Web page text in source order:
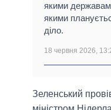
якими
якими
діло.
18 червня 2026,
Зеленський